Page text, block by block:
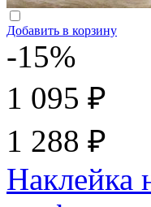
Добавить в корзину
-15%
1 095 ₽
1 288 ₽
Наклейка